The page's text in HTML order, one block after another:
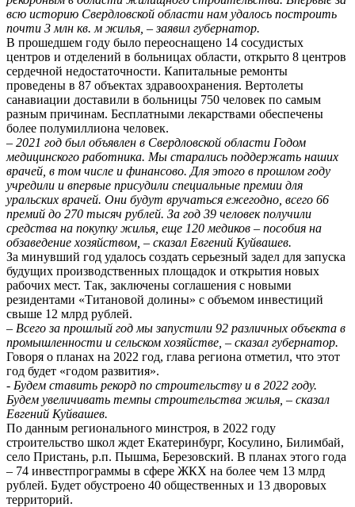
всю историю Свердловской области нам удалось построить
почти 3 млн кв. м жилья, – заявил губернатор.
В прошедшем году было переоснащено 14 сосудистых
центров и отделений в больницах области, открыто 8 центров
сердечной недостаточности. Капитальные ремонты
проведены в 87 объектах здравоохранения. Вертолеты
санавиации доставили в больницы 750 человек по самым
разным причинам. Бесплатными лекарствами обеспечены
более полумиллиона человек.
– 2021 год был объявлен в Свердловской области Годом
медицинского работника. Мы старались поддержать наших
врачей, в том числе и финансово. Для этого в прошлом году
учредили и впервые присудили специальные премии для
уральских врачей. Они будут вручаться ежегодно, всего 66
премий до 270 тысяч рублей. За год 39 человек получили
средства на покупку жилья, еще 120 медиков – пособия на
обзаведение хозяйством, – сказал Евгений Куйвашев.
За минувший год удалось создать серьезный задел для запуска
будущих производственных площадок и открытия новых
рабочих мест. Так, заключены соглашения с новыми
резидентами «Титановой долины» с объемом инвестиций
свыше 12 млрд рублей.
– Всего за прошлый год мы запустили 92 различных объекта в
промышленности и сельском хозяйстве, – сказал губернатор.
Говоря о планах на 2022 год, глава региона отметил, что этот
год будет «годом развития».
- Будем ставить рекорд по строительству и в 2022 году.
Будем увеличивать темпы строительства жилья, – сказал
Евгений Куйвашев.
По данным регионального минстроя, в 2022 году
строительство школ ждет Екатеринбург, Косулино, Билимбай,
село Пристань, р.п. Пышма, Березовский. В планах этого года
– 74 инвестпрограммы в сфере ЖКХ на более чем 13 млрд
рублей. Будет обустроено 40 общественных и 13 дворовых
территорий.